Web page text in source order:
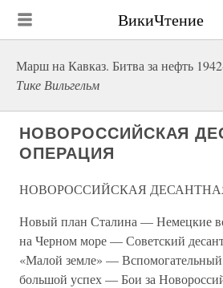
ВикиЧтение
Марш на Кавказ. Битва за нефть
Тике Вильгельм
НОВОРОССИЙСКАЯ
ОПЕРАЦИЯ
НОВОРОССИЙСКАЯ
Новый план Сталина — Немецкие
на Черном море — Советский
«Малой земле» — Вспомогательный
большой успех — Бои за